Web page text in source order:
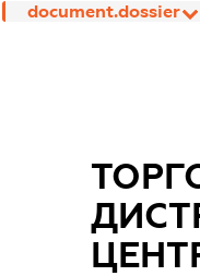
document.dossier